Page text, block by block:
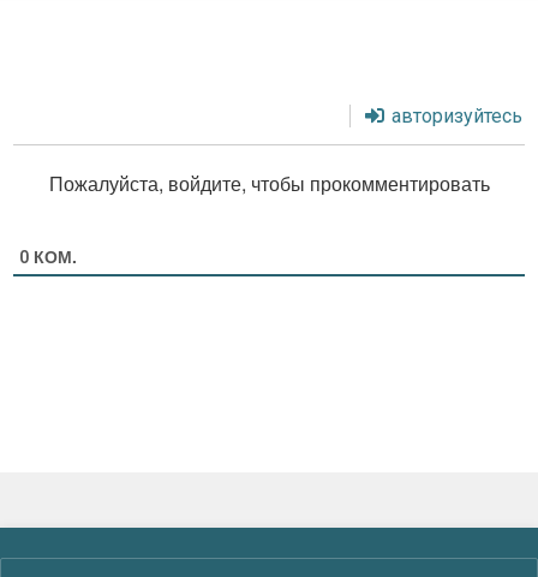
авторизуйтесь
Пожалуйста, войдите, чтобы прокомментировать
0 КОМ.